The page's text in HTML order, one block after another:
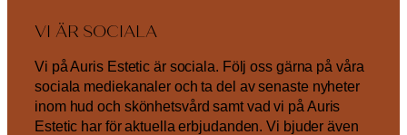
VI ÄR SOCIALA
Vi på Auris Estetic är sociala. Följ oss gärna på våra
sociala mediekanaler och ta del av senaste nyheter
inom hud och skönhetsvård samt vad vi på Auris
Estetic har för aktuella erbjudanden. Vi bjuder även